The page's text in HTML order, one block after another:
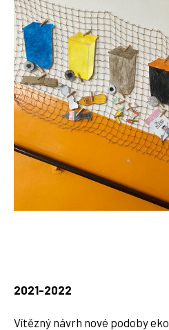
2021-2022
Vítězný návrh nové podoby